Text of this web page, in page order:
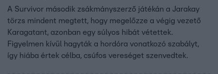
A Survivor második zsákmányszerző játékán a Jarakay
törzs mindent megtett, hogy megelőzze a végig vezető
Karagatant, azonban egy súlyos hibát vétettek.
Figyelmen kívül hagyták a hordóra vonatkozó szabályt,
így hiába értek célba, csúfos vereséget szenvedtek.